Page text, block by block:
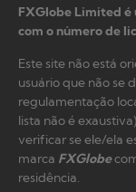
FXGlobe Limited é
com o número de
Este site não está
usuário que não se
regulamentação
lista não é
verificar se ele/ela
marca FXGlobe
residência.